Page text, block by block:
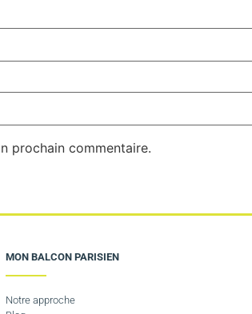
prochain commentaire.
MON BALCON PARISIEN
Notre approche